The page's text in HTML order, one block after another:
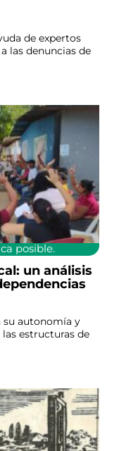
de expertos
las denuncias de
posible.
un análisis
su autonomía y
estructuras de